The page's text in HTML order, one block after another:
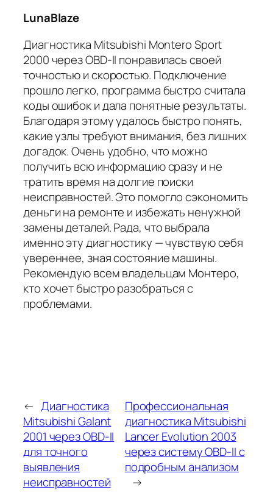
LunaBlaze
Диагностика Mitsubishi Montero Sport
2000 через OBD-II понравилась своей
точностью и скоростью. Подключение
прошло легко, программа быстро считала
коды ошибок и дала понятные результаты.
Благодаря этому удалось быстро понять,
какие узлы требуют внимания, без лишних
догадок. Очень удобно, что можно
получить всю информацию сразу и не
тратить время на долгие поиски
неисправностей. Это помогло сэкономить
деньги на ремонте и избежать ненужной
замены деталей. Рада, что выбрала
именно эту диагностику — чувствую себя
увереннее, зная состояние машины.
Рекомендую всем владельцам Монтеро,
кто хочет быстро разобраться с
проблемами.
← Диагностика
Mitsubishi Galant
2001 через OBD-II
для точного
выявления
неисправностей
Профессиональная
диагностика Mitsubishi
Lancer Evolution 2003
через систему OBD-II с
подробным анализом
→